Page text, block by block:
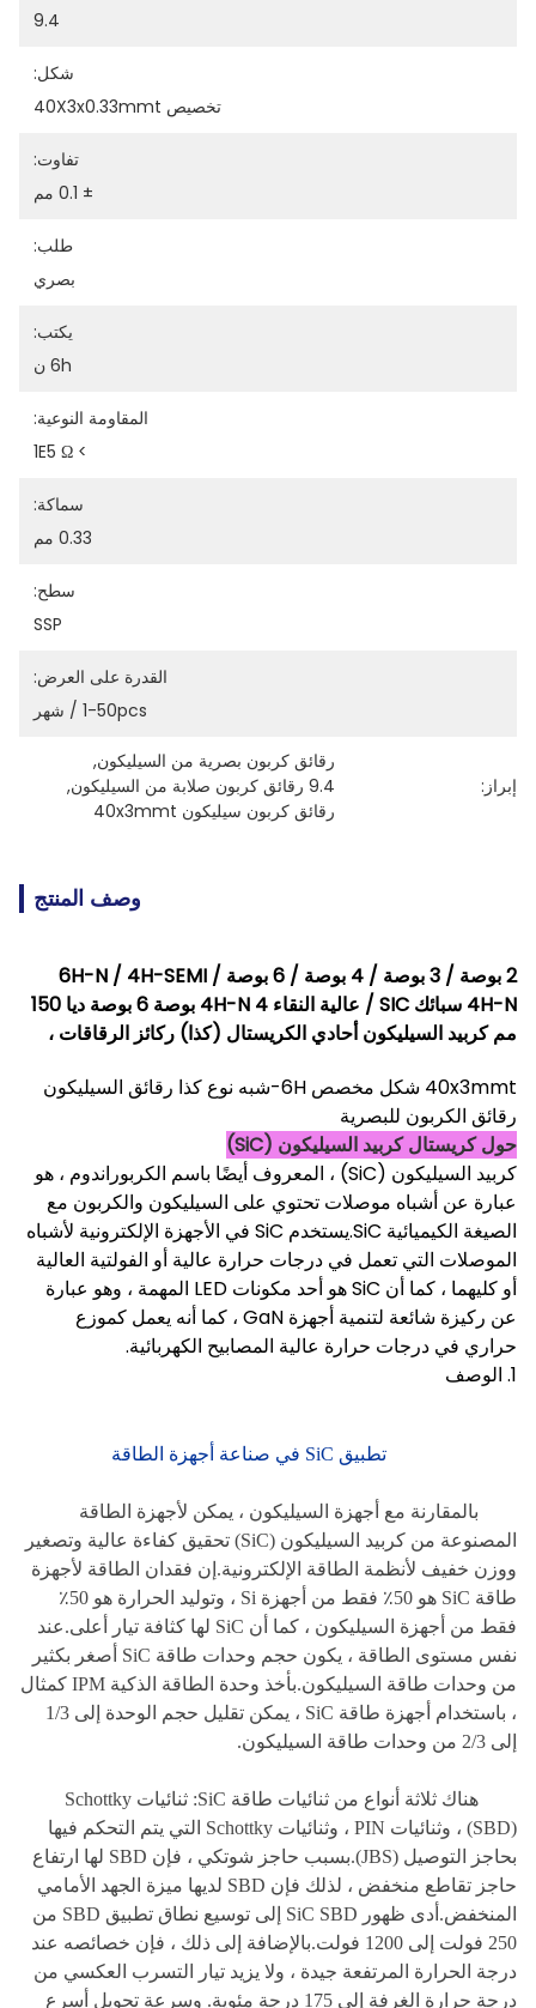
9.4
شكل:
تخصيص 40X3x0.33mmt
تفاوت:
± 0.1 مم
طلب:
بصري
يكتب:
6h ن
المقاومة النوعية:
> 1E5 Ω
سماكة:
0.33 مم
سطح:
SSP
القدرة على العرض:
1-50pcs / شهر
إبراز:
رقائق كربون بصرية من السيليكون,
9.4 رقائق كربون صلابة من السيليكون
,
رقائق كربون سيليكون 40x3mmt
وصف المنتج
2 بوصة / 3 بوصة / 4 بوصة / 6 بوصة 6H-N / 4H-SEMI /
4H-N سبائك SIC / عالية النقاء 4H-N 4 بوصة 6 بوصة ديا 150
مم كربيد السيليكون أحادي الكريستال (كذا) ركائز الرقاقات ،
40x3mmt شكل مخصص 6H-شبه نوع كذا رقائق السيليكون
رقائق الكربون للبصرية
حول كريستال كربيد السيليكون (SiC)
كربيد السيليكون (SiC) ، المعروف أيضًا باسم الكربوراندوم ، هو
عبارة عن أشباه موصلات تحتوي على السيليكون والكربون مع
الصيغة الكيميائية SiC.يستخدم SiC في الأجهزة الإلكترونية لأشباه
الموصلات التي تعمل في درجات حرارة عالية أو الفولتية العالية
أو كليهما ، كما أن SiC هو أحد مكونات LED المهمة ، وهو عبارة
عن ركيزة شائعة لتنمية أجهزة GaN ، كما أنه يعمل كموزع
حراري في درجات حرارة عالية المصابيح الكهربائية.
1. الوصف
تطبيق SiC في صناعة أجهزة الطاقة
بالمقارنة مع أجهزة السيليكون ، يمكن لأجهزة الطاقة
المصنوعة من كربيد السيليكون (SiC) تحقيق كفاءة عالية وتصغير
ووزن خفيف لأنظمة الطاقة الإلكترونية.إن فقدان الطاقة لأجهزة
طاقة SiC هو 50٪ فقط من أجهزة Si ، وتوليد الحرارة هو 50٪
فقط من أجهزة السيليكون ، كما أن SiC لها كثافة تيار أعلى.عند
نفس مستوى الطاقة ، يكون حجم وحدات طاقة SiC أصغر بكثير
من وحدات طاقة السيليكون.بأخذ وحدة الطاقة الذكية IPM كمثال
، باستخدام أجهزة طاقة SiC ، يمكن تقليل حجم الوحدة إلى 1/3
إلى 2/3 من وحدات طاقة السيليكون.
هناك ثلاثة أنواع من ثنائيات طاقة SiC: ثنائيات Schottky
(SBD) ، وثنائيات PIN ، وثنائيات Schottky التي يتم التحكم فيها
بحاجز التوصيل (JBS).بسبب حاجز شوتكي ، فإن SBD لها ارتفاع
حاجز تقاطع منخفض ، لذلك فإن SBD لديها ميزة الجهد الأمامي
المنخفض.أدى ظهور SiC SBD إلى توسيع نطاق تطبيق SBD من
250 فولت إلى 1200 فولت.بالإضافة إلى ذلك ، فإن خصائصه عند
درجة الحرارة المرتفعة جيدة ، ولا يزيد تيار التسرب العكسي من
درجة حرارة الغرفة إلى 175 درجة مئوية. وسرعة تحويل أسرع